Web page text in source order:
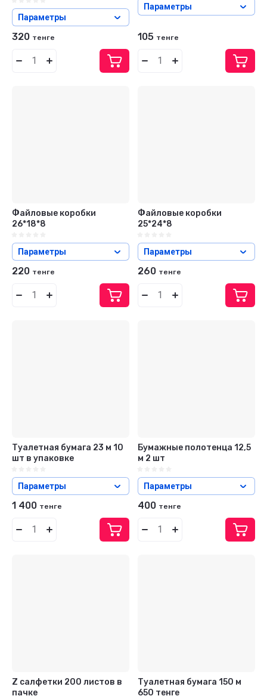
Параметры
320 тенге
Параметры
105 тенге
Файловые коробки
26*18*8
Параметры
220 тенге
Файловые коробки
25*24*8
Параметры
260 тенге
Туалетная бумага 23 м 10
шт в упаковке
Параметры
1 400 тенге
Бумажные полотенца 12,5
м 2 шт
Параметры
400 тенге
Z салфетки 200 листов в
пачке
Туалетная бумага 150 м
650 тенге